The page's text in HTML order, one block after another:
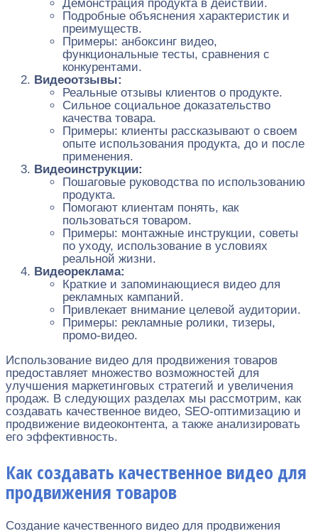
Демонстрация продукта в действии.
Подробные объяснения характеристик и
преимуществ.
Примеры: анбоксинг видео,
функциональные тесты, сравнения с
конкурентами.
Видеоотзывы:
Реальные отзывы клиентов о продукте.
Сильное социальное доказательство
качества товара.
Примеры: клиенты рассказывают о своем
опыте использования продукта, до и после
применения.
Видеоинструкции:
Пошаговые руководства по использованию
продукта.
Помогают клиентам понять, как
пользоваться товаром.
Примеры: монтажные инструкции, советы
по уходу, использование в условиях
реальной жизни.
Видеореклама:
Краткие и запоминающиеся видео для
рекламных кампаний.
Привлекает внимание целевой аудитории.
Примеры: рекламные ролики, тизеры,
промо-видео.
Использование видео для продвижения товаров
предоставляет множество возможностей для
улучшения маркетинговых стратегий и увеличения
продаж. В следующих разделах мы рассмотрим, как
создавать качественное видео, SEO-оптимизацию и
продвижение видеоконтента, а также анализировать
его эффективность.
Как создавать качественное видео для
продвижения товаров
Создание качественного видео для продвижения